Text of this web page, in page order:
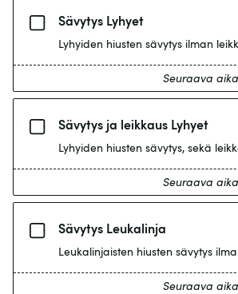
Sävytys Lyhyet
Lyhyiden hiusten sävytys ilman
Seuraava aika
Sävytys ja leikkaus Lyhyet
Lyhyiden hiusten sävytys, sekä
Seuraava aika
Sävytys Leukalinja
Leukalinjaisten hiusten sävytys
Seuraava aika